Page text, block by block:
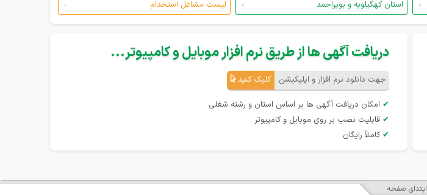
استان کهگیلویه و بویراحمد لیست مشاغل استخدام
دریافت آگهی ها از طریق نرم افزار موبایل و کامپیوتر...
جهت دانلود نرم افزار و اپلیکیشن کلیک کنید
✔ امکان دریافت آگهی ها بر اساس استان و رشته شغلی
✔ قابلیت نصب بر روی موبایل و کامپیوتر
✔ کاملاً رایگان
ابتدای صفحه